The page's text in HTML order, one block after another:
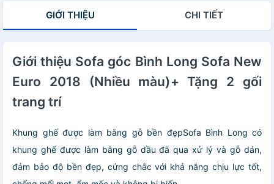
MÀU ĐENGIỚI THIỆU CHI TIẾT
Giới thiệu Sofa góc Bình Long Sofa New
Euro 2018 (Nhiều màu)+ Tặng 2 gối
trang trí
Khung ghế được làm bằng gỗ bền đẹpSofa Bình Long có
khung ghế được làm bằng gỗ dầu đã qua xử lý và gỗ dán,
đảm bảo độ bền đẹp, cứng chắc với khả năng chịu lực tốt,